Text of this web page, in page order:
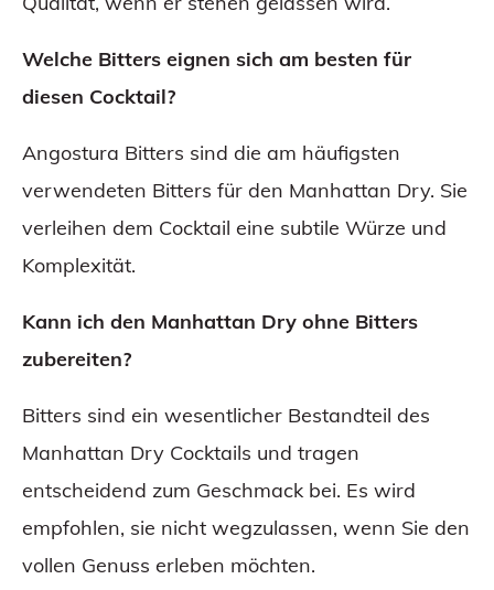
Welche Bitters eignen sich am besten für
diesen Cocktail?
Angostura Bitters sind die am häufigsten
verwendeten Bitters für den Manhattan Dry. Sie
verleihen dem Cocktail eine subtile Würze und
Komplexität.
Kann ich den Manhattan Dry ohne Bitters
zubereiten?
Bitters sind ein wesentlicher Bestandteil des
Manhattan Dry Cocktails und tragen
entscheidend zum Geschmack bei. Es wird
empfohlen, sie nicht wegzulassen, wenn Sie den
vollen Genuss erleben möchten.